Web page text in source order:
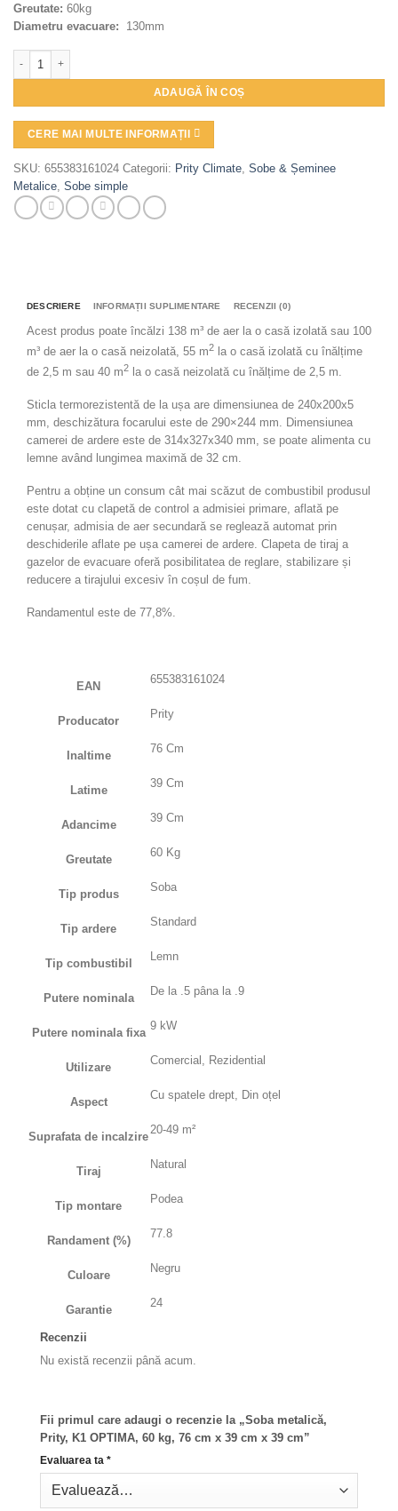
Greutate: 60kg
Diametru evacuare: 130mm
Cantitate Soba metalică, Prity, K1 OPTIMA, 60 kg, 76 cm x 39 cm x 39 cm
ADAUGĂ ÎN COȘ
CERE MAI MULTE INFORMAȚII
SKU: 655383161024 Categorii: Prity Climate Sobe & Șeminee
Metalice Sobe simple
DESCRIERE INFORMAȚII SUPLIMENTARE RECENZII (0)
Acest produs poate încălzi 138 m³ de aer la o casă izolată sau 100
m³ de aer la o casă neizolată, 55 m2 la o casă izolată cu înălțime
de 2,5 m sau 40 m2 la o casă neizolată cu înălțime de 2,5 m.
Sticla termorezistentă de la ușa are dimensiunea de 240x200x5
mm, deschizătura focarului este de 290×244 mm. Dimensiunea
camerei de ardere este de 314x327x340 mm, se poate alimenta cu
lemne având lungimea maximă de 32 cm.
Pentru a obține un consum cât mai scăzut de combustibil produsul
este dotat cu clapetă de control a admisiei primare, aflată pe
cenușar, admisia de aer secundară se reglează automat prin
deschiderile aflate pe ușa camerei de ardere. Clapeta de tiraj a
gazelor de evacuare oferă posibilitatea de reglare, stabilizare și
reducere a tirajului excesiv în coșul de fum.
Randamentul este de 77,8%.
EAN
655383161024
Producator
Prity
Inaltime
76 Cm
Latime
39 Cm
Adancime
39 Cm
Greutate
60 Kg
Tip produs
Soba
Tip ardere
Standard
Tip combustibil
Lemn
Putere nominala
De la .5 pâna la .9
Putere nominala fixa
9 kW
Utilizare
Comercial, Rezidential
Aspect
Cu spatele drept, Din oțel
Suprafata de incalzire
20-49 m²
Tiraj
Natural
Tip montare
Podea
Randament (%)
77.8
Culoare
Negru
Garantie
24
Recenzii
Nu există recenzii până acum.
Fii primul care adaugi o recenzie la „Soba metalică,
Prity, K1 OPTIMA, 60 kg, 76 cm x 39 cm x 39 cm”
Evaluarea ta *